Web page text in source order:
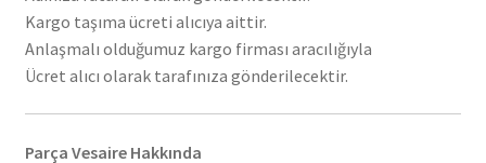
Kargo taşıma ücreti alıcıya aittir.
Anlaşmalı olduğumuz kargo firması aracılığıyla
Ücret alıcı olarak tarafınıza gönderilecektir.
Parça Vesaire Hakkında